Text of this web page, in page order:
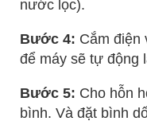
nước lọc).
Bước 4: Cắm điện
để máy sẽ tự động
Bước 5: Cho hỗn
bình. Và đặt bình